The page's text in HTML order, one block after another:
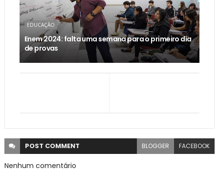
EDUCAÇÃO
Enem 2024: falta uma semana para o primeiro dia
de provas
POST COMMENT BLOGGER FACEBOOK
Nenhum comentário